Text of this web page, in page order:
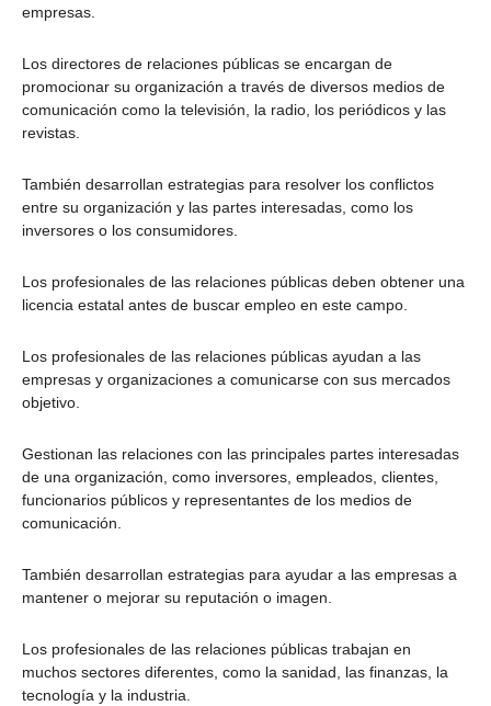
empresas.
Los directores de relaciones públicas se encargan de
promocionar su organización a través de diversos medios de
comunicación como la televisión, la radio, los periódicos y las
revistas.
También desarrollan estrategias para resolver los conflictos
entre su organización y las partes interesadas, como los
inversores o los consumidores.
Los profesionales de las relaciones públicas deben obtener una
licencia estatal antes de buscar empleo en este campo.
Los profesionales de las relaciones públicas ayudan a las
empresas y organizaciones a comunicarse con sus mercados
objetivo.
Gestionan las relaciones con las principales partes interesadas
de una organización, como inversores, empleados, clientes,
funcionarios públicos y representantes de los medios de
comunicación.
También desarrollan estrategias para ayudar a las empresas a
mantener o mejorar su reputación o imagen.
Los profesionales de las relaciones públicas trabajan en
muchos sectores diferentes, como la sanidad, las finanzas, la
tecnología y la industria.